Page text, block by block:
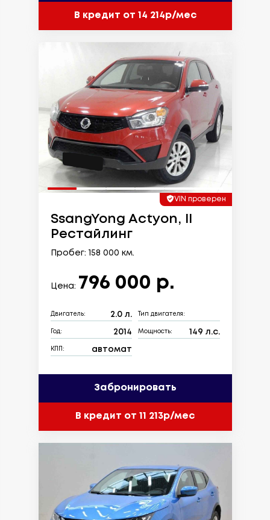
В кредит от 14 214р/мес
VIN проверен
SsangYong Actyon, II
Рестайлинг
Пробег: 158 000 км.
Цена: 796 000 р.
Двигатель: 2.0 л. Тип двигателя:
Год: 2014 Мощность: 149 л.с.
КПП: автомат
Забронировать
В кредит от 11 213р/мес